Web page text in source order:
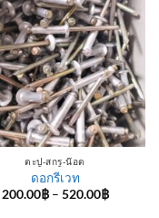
ตะปู-สกรู-น๊อต
ดอกรีเวท
200.00฿ – 520.00฿Price